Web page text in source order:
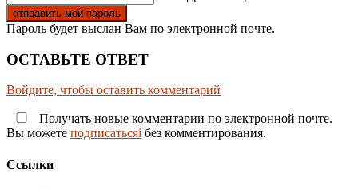
Пароль будет выслан Вам по электронной почте.
ОСТАВЬТЕ ОТВЕТ
Войдите, чтобы оставить комментарий
Получать новые комментарии по электронной почте.
Вы можете подписатьсяi без комментирования.
Ссылки